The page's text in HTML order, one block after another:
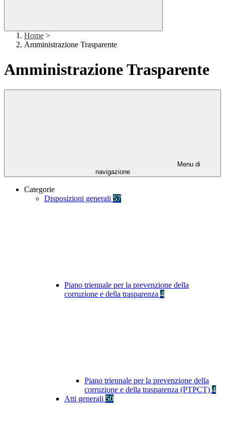
Home >
Amministrazione Trasparente
Amministrazione Trasparente
Menu di
navigazione
Categorie
Disposizioni generali 57
Piano triennale per la prevenzione della
corruzione e della trasparenza 4
Piano triennale per la prevenzione della
corruzione e della trasparenza (PTPCT) 4
Atti generali 50